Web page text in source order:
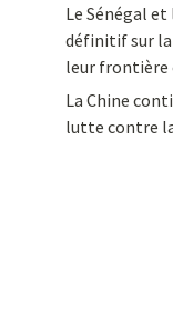
Le Sénégal
définitif sur
leur frontière
La Chine
lutte contre